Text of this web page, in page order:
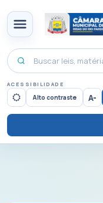
ACESSIBILIDADE
Alto contraste A-